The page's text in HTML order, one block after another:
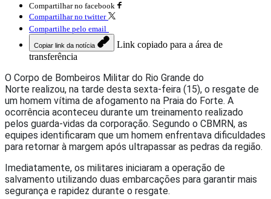
Compartilhar no facebook
Compartilhar no twitter
Compartilhe pelo email
Copiar link da notícia
Link copiado para a área de
transferência
O Corpo de Bombeiros Militar do Rio Grande do
Norte realizou, na tarde desta sexta-feira (15), o resgate de
um homem vítima de afogamento na Praia do Forte. A
ocorrência aconteceu durante um treinamento realizado
pelos guarda-vidas da corporação. Segundo o CBMRN, as
equipes identificaram que um homem enfrentava dificuldades
para retornar à margem após ultrapassar as pedras da região.
Imediatamente, os militares iniciaram a operação de
salvamento utilizando duas embarcações para garantir mais
segurança e rapidez durante o resgate.